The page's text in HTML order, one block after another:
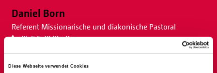
Diese Webseite verwendet Cookies
Daniel Born
Referent Missionarische und diakonische Pastoral
05251 29 96-26